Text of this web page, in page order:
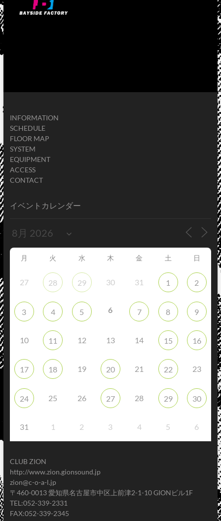
INFORMATION
SCHEDULE
FLOOR MAP
SYSTEM
EQUIPMENT
ACCESS
CONTACT
イベントカレンダー
月 火 水 木 金 土 日
27 28 29 30 31 1 2
3 4 5 6 7 8 9
10 11 12 13 14 15 16
17 18 19 20 21 22 23
24 25 26 27 28 29 30
31 1 2 3 4 5 6
CLUB ZION
http://www.zion.gionsound.jp
zion@c-o-a-l.jp
〒460-0013 愛知県名古屋市中区上前津2-1-10 GIONビル1F
TEL:052-339-2331
FAX:052-339-2345